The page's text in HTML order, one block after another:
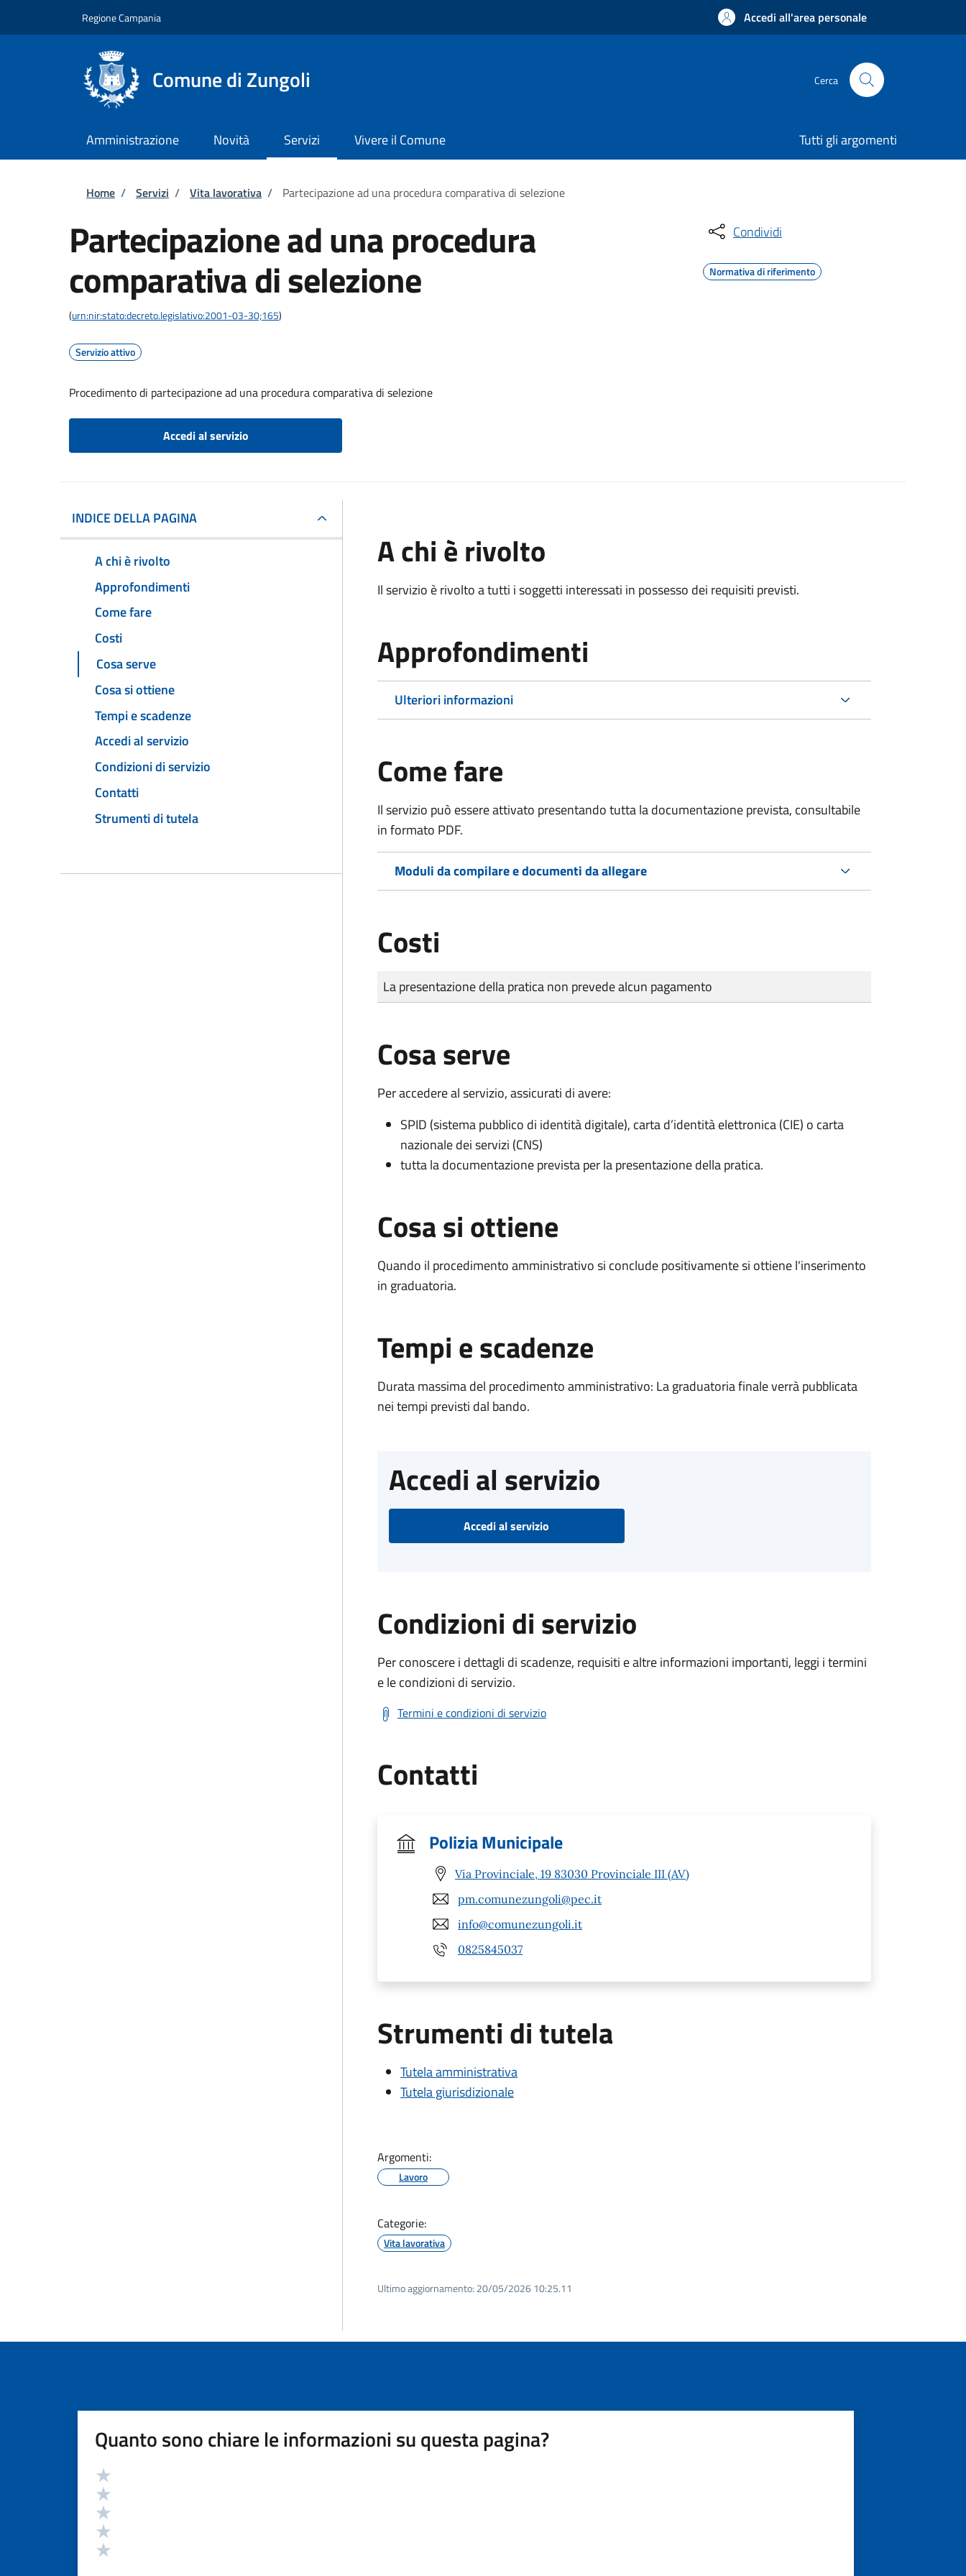
Regione Campania Accedi all'area personale
Comune di Zungoli Cerca
Amministrazione Novità Servizi Vivere il Comune Tutti gli argomenti
Briciole di pane
Home / Servizi / Vita lavorativa / Partecipazione ad una procedura comparativa di selezione
Partecipazione ad una procedura
comparativa di selezione
(urn:nir:stato:decreto.legislativo:2001-03-30;165)
Servizio attivo
Procedimento di partecipazione ad una procedura comparativa di selezione
Accedi al servizio
Condividi
Normativa di riferimento
INDICE DELLA PAGINA
A chi è rivolto
Approfondimenti
Come fare
Costi
Cosa serve
Cosa si ottiene
Tempi e scadenze
Accedi al servizio
Condizioni di servizio
Contatti
Strumenti di tutela
A chi è rivolto
Il servizio è rivolto a tutti i soggetti interessati in possesso dei requisiti previsti.
Approfondimenti
Ulteriori informazioni
Come fare
Il servizio può essere attivato presentando tutta la documentazione prevista, consultabile
in formato PDF.
Moduli da compilare e documenti da allegare
Costi
Tipo di pagamento
Importo
La presentazione della pratica non prevede alcun pagamento
Cosa serve
Per accedere al servizio, assicurati di avere:
SPID (sistema pubblico di identità digitale), carta d’identità elettronica (CIE) o carta
nazionale dei servizi (CNS)
tutta la documentazione prevista per la presentazione della pratica.
Cosa si ottiene
Quando il procedimento amministrativo si conclude positivamente si ottiene l'inserimento
in graduatoria.
Tempi e scadenze
Durata massima del procedimento amministrativo: La graduatoria finale verrà pubblicata
nei tempi previsti dal bando.
Accedi al servizio
Accedi al servizio
Condizioni di servizio
Per conoscere i dettagli di scadenze, requisiti e altre informazioni importanti, leggi i termini
e le condizioni di servizio.
Termini e condizioni di servizio
Contatti
Polizia Municipale
Via Provinciale, 19 83030 Provinciale III (AV)
pm.comunezungoli@pec.it
info@comunezungoli.it
0825845037
Strumenti di tutela
Tutela amministrativa
Tutela giurisdizionale
Argomenti:
Lavoro
Categorie:
Vita lavorativa
Ultimo aggiornamento: 20/05/2026 10:25.11
Quanto sono chiare le informazioni su questa pagina?
Valutazione